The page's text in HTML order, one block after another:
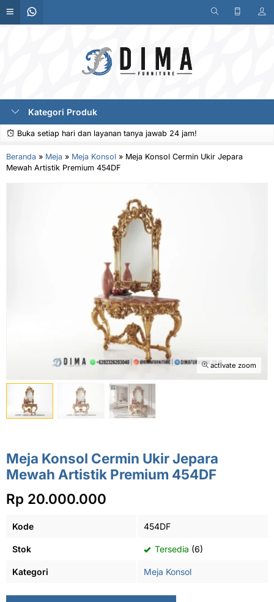
Kategori Produk
Buka setiap hari dan layanan tanya jawab 24 jam!
Beranda » Meja » Meja Konsol » Meja Konsol Cermin Ukir Jepara
Mewah Artistik Premium 454DF
activate zoom
Meja Konsol Cermin Ukir Jepara
Mewah Artistik Premium 454DF
Rp 20.000.000
Kode 454DF
Stok Tersedia (6)
Kategori Meja Konsol